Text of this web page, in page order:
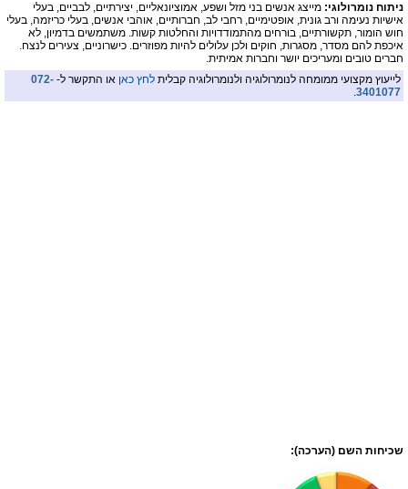
ניתוח נומרולוגי: מייצג אנשים בני מזל ושפע, אמוציונאליים, יצירתיים, לבביים, בעלי
אישיות נעימה ורב גונית, אופטימיים, רחבי לב, חברותיים, אוהבי אנשים, בעלי כריזמה, בעלי
חוש הומור, תקשורתיים, בורחים מהתמודדויות והחלטות קשות. משתמשים בדמיון, לא
איכפת להם מסדר, מסגרות, חוקים ולכן עלולים להיות מפוזרים. כישרוניים, צעירים לנצח.
חברים טובים ומעריכים יושר וחברות אמיתית.
לייעוץ מקצועי ממומחה לנומרולוגיה ולנומרולוגיה קבלית לחץ כאן או התקשר ל- 072-
3401077
.
שכיחות השם (הערכה):